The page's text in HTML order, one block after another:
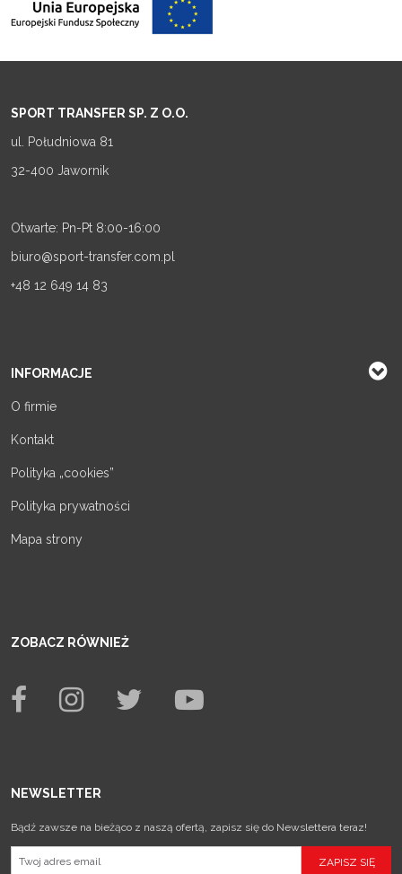
SPORT TRANSFER SP. Z O.O.
ul. Południowa 81
32-400 Jawornik
Otwarte: Pn-Pt 8:00-16:00
biuro@sport-transfer.com.pl
+48 12 649 14 83
INFORMACJE
O firmie
Kontakt
Polityka „cookies”
Polityka prywatności
Mapa strony
ZOBACZ RÓWNIEŻ
NEWSLETTER
Bądź zawsze na bieżąco z naszą ofertą, zapisz się do Newslettera teraz!